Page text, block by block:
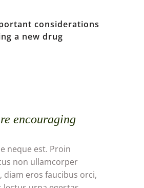
considerations
a new drug
encouraging
neque est. Proin
non ullamcorper
diam eros faucibus orci,